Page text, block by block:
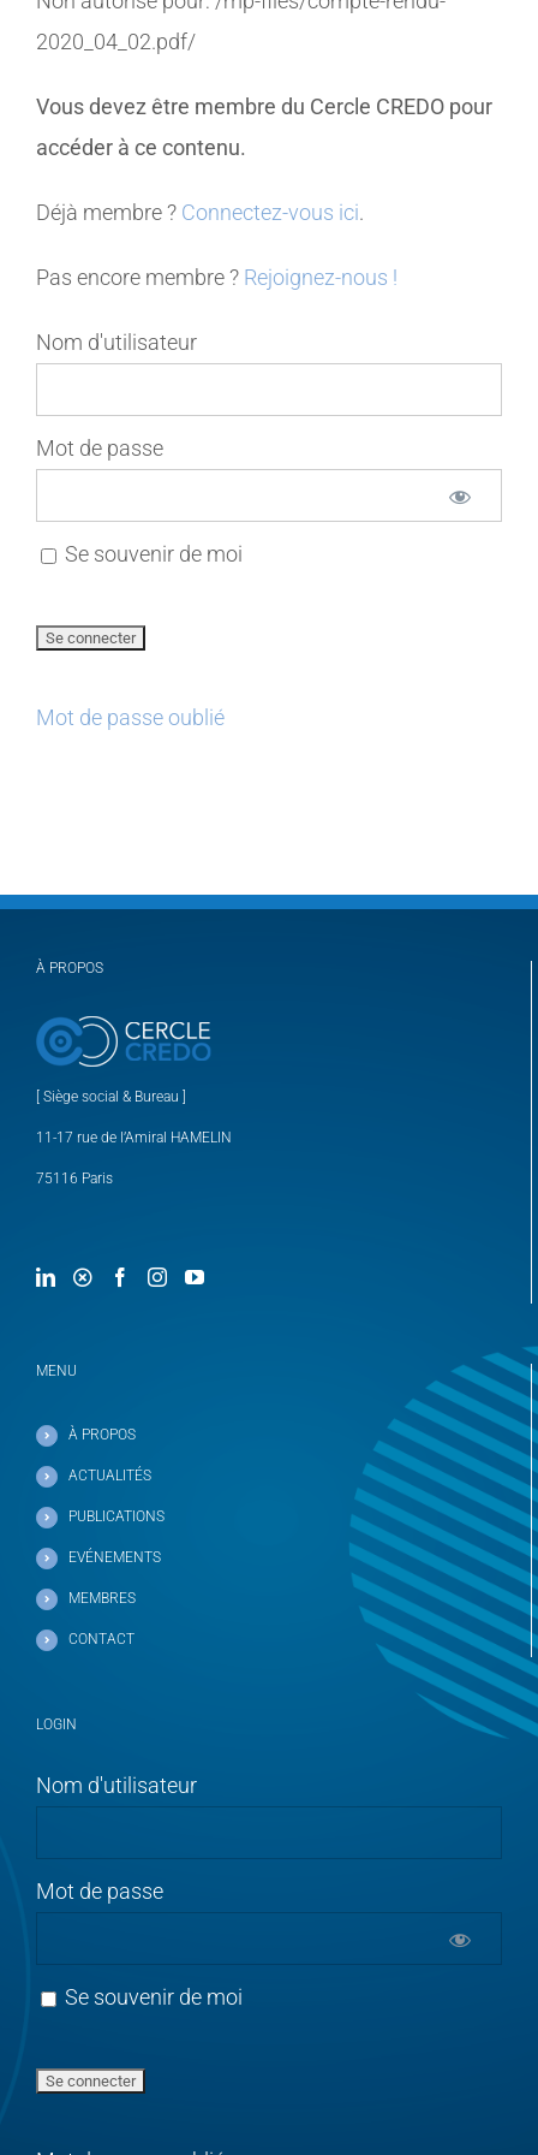
MEMBRES
CONTACT
2020_04_02.pdf/
Vous devez être membre du Cercle CREDO pour
accéder à ce contenu.
Déjà membre ? Connectez-vous ici.
Pas encore membre ? Rejoignez-nous !
Nom d'utilisateur
Mot de passe
Se souvenir de moi
Mot de passe oublié
À PROPOS
[ Siège social & Bureau ]
11-17 rue de l’Amiral HAMELIN
75116 Paris
MENU
À PROPOS
ACTUALITÉS
PUBLICATIONS
EVÉNEMENTS
MEMBRES
CONTACT
LOGIN
Nom d'utilisateur
Mot de passe
Se souvenir de moi